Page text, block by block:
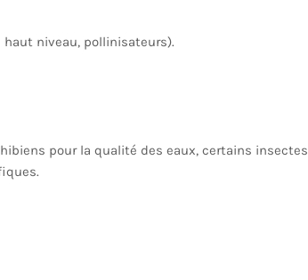
niveau, pollinisateurs).
pour la qualité des eaux, certains insectes